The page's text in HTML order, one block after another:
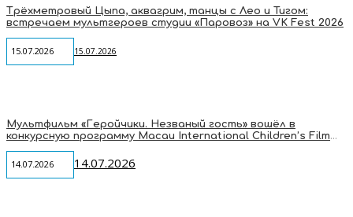
Трёхметровый Цыпа, аквагрим, танцы с Лео и Тигом:
встречаем мультгероев студии «Паровоз» на VK Fest 2026
15.07.2026 15.07.2026
Мультфильм «Геройчики. Незваный гость» вошёл в
конкурсную программу Macau International Children’s Film
14.07.2026 14.07.2026